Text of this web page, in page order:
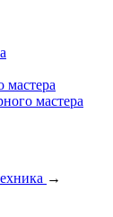
мастера
→